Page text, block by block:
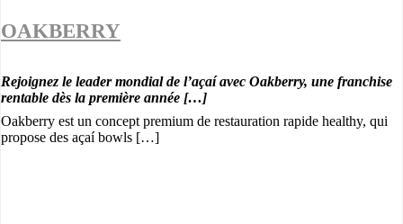
OAKBERRY
Rejoignez le leader mondial de l’açaí avec Oakberry, une franchise
rentable dès la première année […]
Oakberry est un concept premium de restauration rapide healthy, qui
propose des açaí bowls […]